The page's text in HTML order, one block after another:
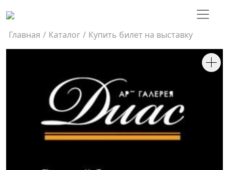
Главная / Каталог / Купить билет на выставку